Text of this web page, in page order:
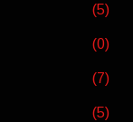
(5)
(0)
(7)
(5)